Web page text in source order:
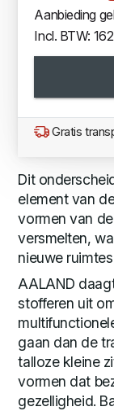
Aanbieding
Incl. BTW:
Gratis
Dit
element van
vormen van
versmelten,
nieuwe
AALAND
stofferen uit
gaan dan de
talloze kleine
vormen dat
gezelligheid.